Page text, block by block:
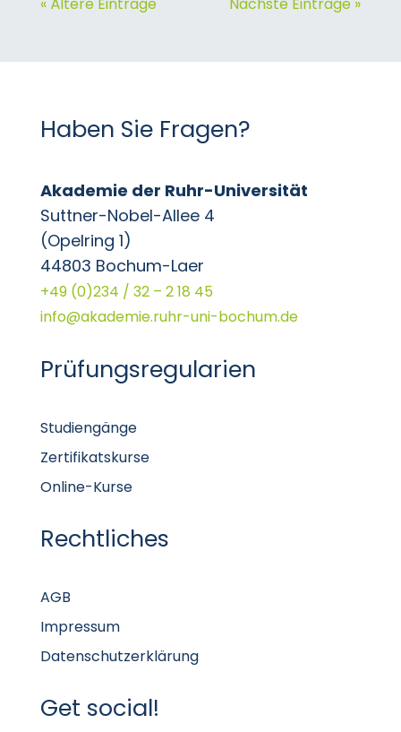
Haben Sie Fragen?
Akademie der Ruhr-Universität
Suttner-Nobel-Allee 4
(Opelring 1)
44803 Bochum-Laer
+49 (0)234 / 32 – 2 18 45
info@akademie.ruhr-uni-bochum.de
Prüfungsregularien
Studiengänge
Zertifikatskurse
Online-Kurse
Rechtliches
AGB
Impressum
Datenschutzerklärung
Get social!